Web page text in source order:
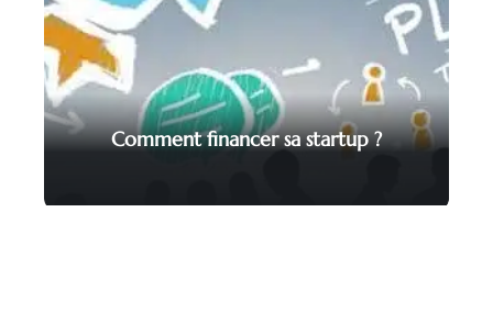
Comment financer sa startup ?